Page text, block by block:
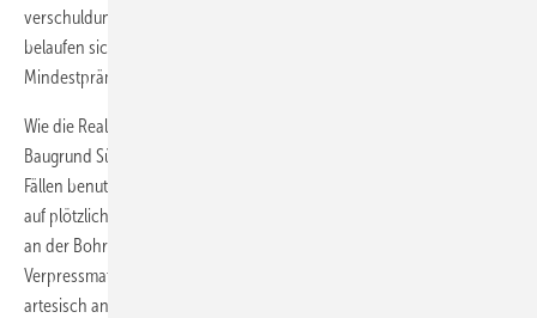
verschuldungsunabhängig und schnell Hilfe leiste. Die Kosten
belaufen sich auf 1,50 Euro je laufendem Bohrmeter, bei einer
Mindestprämie von 297,50 Euro.
Wie die Realität am Bohrloch aussieht, erläuterte Alois Jäger von der
Baugrund Süd, Ges. für Geothermie GmbH, Bad Wurzach. In vielen
Fällen benutzen die Bohrfirmen zu kleine Bohrgeräte, mit denen man
auf plötzlich auftretende Probleme nicht reagieren könne. Auch fehle
an der Bohrstelle meist das notwendige Geräte- und
Verpressmaterial, um Schäden zu begrenzen, beispielsweise bei
artesisch angespanntem Grundwasser. Selbst seriöse Bohrfirmen